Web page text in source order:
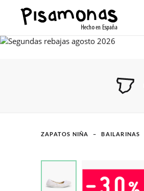
ZAPATOS NIÑA BAILARINAS